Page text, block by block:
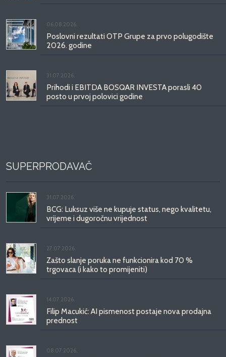
06.08.2026.
Poslovni rezultati OTP Grupe za prvo polugodište
2026. godine
31.07.2026.
Prihodi i EBITDA BOSQAR INVESTA porasli 40
posto u prvoj polovici godine
SUPERPRODAVAČ
31.07.2026.
BCG: Luksuz više ne kupuje status, nego kvalitetu,
vrijeme i dugoročnu vrijednost
27.07.2026.
Zašto slanje poruka ne funkcionira kod 70 %
trgovaca (i kako to promijeniti)
14.07.2026.
Filip Macukić: AI pismenost postaje nova prodajna
prednost
08.07.2026.